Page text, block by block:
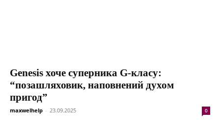
Genesis хоче суперника G-класу:
“позашляховик, наповнений духом
пригод”
maxwelhelp - 23.09.2025 0